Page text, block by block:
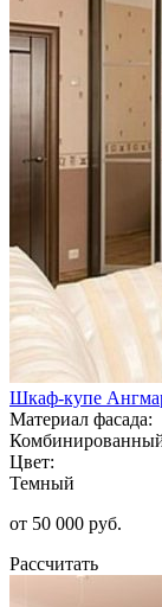
Шкаф-купе
Материал фасада:
Цвет:
Темный
от 50 000 руб.
Рассчитать